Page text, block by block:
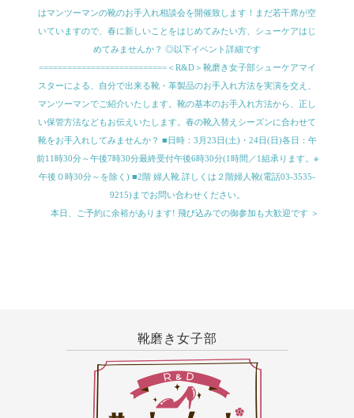
はマンツーマンの靴のお手入れ相談会を開催致します！まだ若干席が空
いていますので、春に新しいことをはじめてみたい方、シューケアはじ
めてみませんか？ ◎以下イベント詳細です
===========================＜R&D＞靴磨き女子部シューケアマイ
スターによる、自分で出来る靴・革製品のお手入れ方法を実演を交え、
マンツーマンでご紹介いたします。靴の基本のお手入れ方法から、正し
い保管方法などもお伝えいたします。春の靴入替えシーズンに合わせて
靴をお手入れしてみませんか？ ■日時：3月23日(土)・24日(日)各日：午
前11時30分～午後7時30分最終受付午後6時30分(1時間／1組承ります。※
午後０時30分～を除く) ■2階 婦人靴 詳しくは２階婦人靴(電話03-3535-
9215)までお問い合わせください。
本日、ご予約に余裕があります! 飛び込みでの御参加も大歓迎です ＞
靴磨き女子部